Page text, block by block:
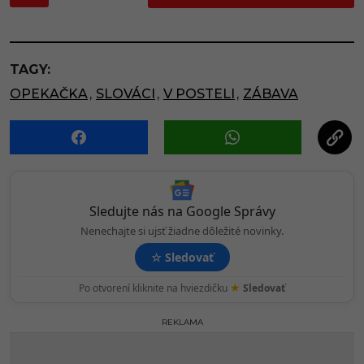
t
P
a
g
i
n
TAGY:
OPEKAČKA, SLOVÁCI , V POSTELI , ZÁBAVA
Sledujte nás na Google Správy
Nenechajte si ujsť žiadne dôležité novinky.
☆ Sledovať
Po otvorení kliknite na hviezdičku ★ Sledovať
REKLAMA